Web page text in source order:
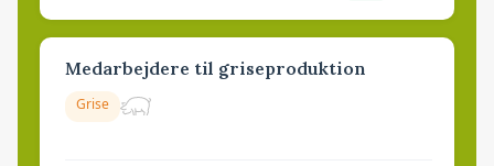
Medarbejdere til griseproduktion
Grise